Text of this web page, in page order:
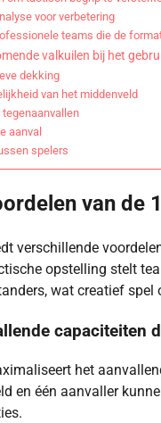
voor verbetering
teams die de
valkuilen bij het
dekking
van het middenveld
aanval
spelers
van de
verschillende
opstelling stelt
wat creatief spel
capaciteiten
het
en één aanvaller